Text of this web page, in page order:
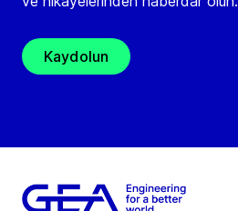
Kaydolun